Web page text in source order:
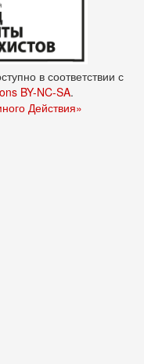
в соответствии с
BY-NC-SA.
Действия»